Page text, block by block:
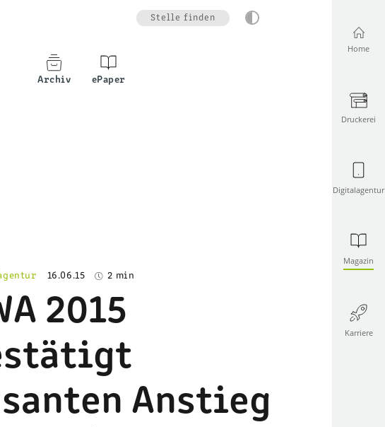
Home
Druckerei
Digitalagentur
Magazin
Karriere
Stelle finden
Archiv ePaper
16.06.15 2 min
2015
Anstieg